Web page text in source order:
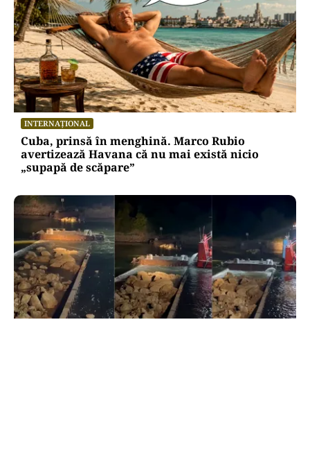
INTERNAȚIONAL
Cuba, prinsă în menghină. Marco Rubio
avertizează Havana că nu mai există nicio
„supapă de scăpare”